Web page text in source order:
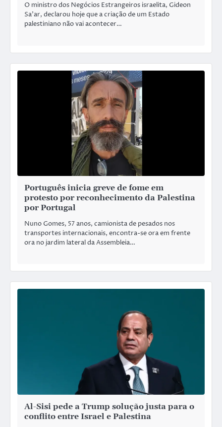
O ministro dos Negócios Estrangeiros israelita, Gideon
Sa’ar, declarou hoje que a criação de um Estado
palestiniano não vai acontecer…
Português inicia greve de fome em
protesto por reconhecimento da Palestina
por Portugal
Nuno Gomes, 57 anos, camionista de pesados nos
transportes internacionais, encontra-se ora em frente
ora no jardim lateral da Assembleia…
Al-Sisi pede a Trump solução justa para o
conflito entre Israel e Palestina